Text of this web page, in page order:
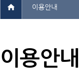
이용안내
이용안내